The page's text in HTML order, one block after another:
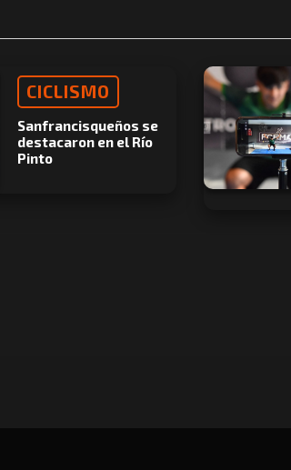
CICLISMO
Sanfrancisqueños se
destacaron en el Río
Pinto